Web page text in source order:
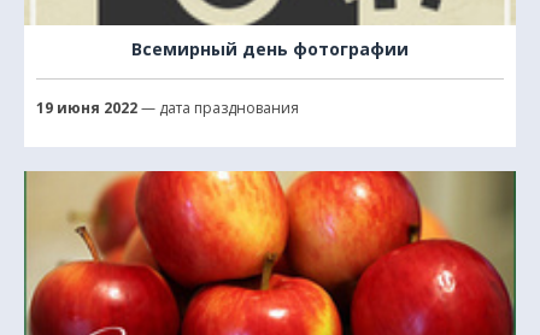
Всемирный день фотографии
19 июня 2022— дата празднования